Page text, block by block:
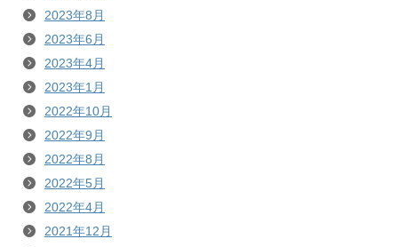
2023年8月
2023年6月
2023年4月
2023年1月
2022年10月
2022年9月
2022年8月
2022年5月
2022年4月
2021年12月